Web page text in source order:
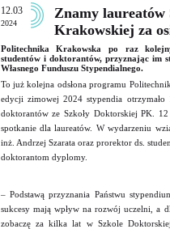
12.03
2024
Znamy laureatów
Krakowskiej za
Politechnika Krakowska po raz
studentów i doktorantów, przyznając im
Własnego Funduszu Stypendialnego.
To już kolejna odsłona programu
edycji zimowej 2024 stypendia
doktorantów ze Szkoły Doktorskiej PK.
spotkanie dla laureatów. W wydarzeniu
inż. Andrzej Szarata oraz prorektor ds.
doktorantom dyplomy.
– Podstawą przyznania Państwu
sukcesy mają wpływ na rozwój uczelni, a
zobaczę za kilka lat w Szkole